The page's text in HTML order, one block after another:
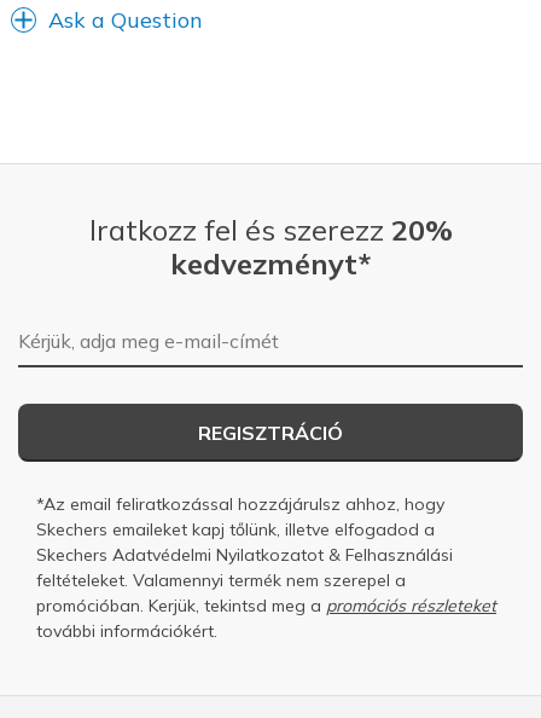
Ask a Question
Iratkozz fel és szerezz 20%
kedvezményt*
E-mail-cím
REGISZTRÁCIÓ
*Az email feliratkozással hozzájárulsz ahhoz, hogy
Skechers emaileket kapj tőlünk, illetve elfogadod a
Skechers Adatvédelmi Nyilatkozatot & Felhasználási
feltételeket. Valamennyi termék nem szerepel a
promócióban. Kerjük, tekintsd meg a promóciós részleteket
további információkért.